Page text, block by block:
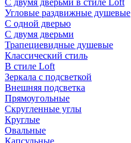
С двумя дверьми в стиле Loft
Угловые раздвижные душевые
С одной дверью
С двумя дверьми
Трапециевидные душевые
Классический стиль
В стиле Loft
Зеркала с подсветкой
Внешняя подсветка
Прямоугольные
Скругленные углы
Круглые
Овальные
Капсульные